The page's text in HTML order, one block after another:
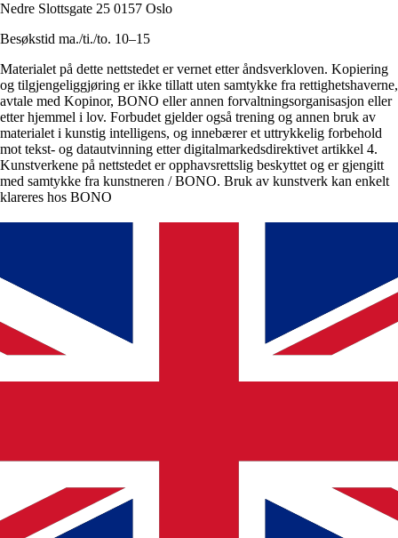
Nedre Slottsgate 25 0157 Oslo
Besøkstid ma./ti./to. 10–15
Materialet på dette nettstedet er vernet etter åndsverkloven. Kopiering
og tilgjengeliggjøring er ikke tillatt uten samtykke fra rettighetshaverne,
avtale med Kopinor, BONO eller annen forvaltningsorganisasjon eller
etter hjemmel i lov. Forbudet gjelder også trening og annen bruk av
materialet i kunstig intelligens, og innebærer et uttrykkelig forbehold
mot tekst- og datautvinning etter digitalmarkedsdirektivet artikkel 4.
Kunstverkene på nettstedet er opphavsrettslig beskyttet og er gjengitt
med samtykke fra kunstneren / BONO. Bruk av kunstverk kan enkelt
klareres hos BONO